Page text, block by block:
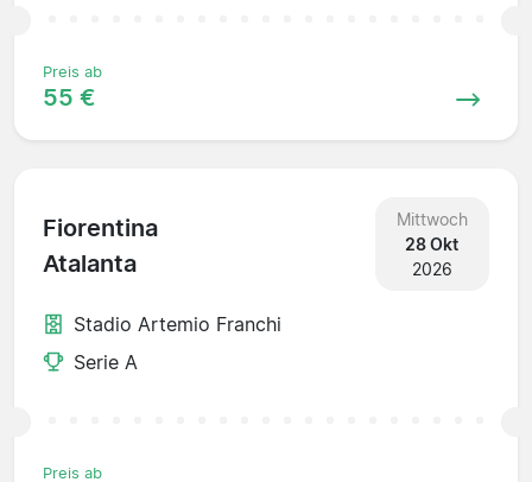
Preis ab
55 €
Fiorentina
Atalanta
Mittwoch
28 Okt
2026
Stadio Artemio Franchi
Serie A
Preis ab